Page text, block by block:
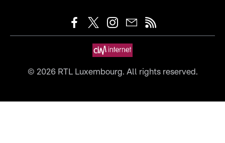
© 2026RTL Luxembourg. All rights reserved.